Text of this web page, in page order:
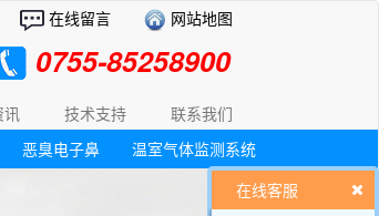
在线留言 网站地图
0755-85258900
技术支持
联系我们
恶臭电子鼻 温室气体监测系统
在线客服